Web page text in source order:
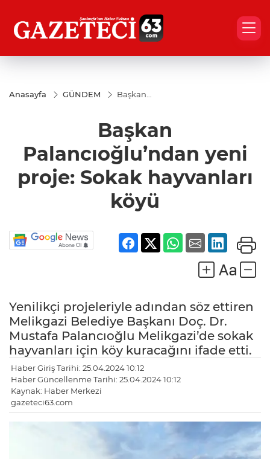
Anasayfa GÜNDEM
Başkan
hayvanları köyü
Başkan
Palancıoğlu’ndan yeni
proje: Sokak hayvanları
köyü
Yenilikçi projeleriyle adından söz ettiren
Melikgazi Belediye Başkanı Doç. Dr.
Mustafa Palancıoğlu Melikgazi’de sokak
hayvanları için köy kuracağını ifade etti.
Haber Giriş Tarihi: 25.04.2024 10:12
Haber Güncellenme Tarihi: 25.04.2024 10:12
Kaynak: Haber Merkezi
gazeteci63.com